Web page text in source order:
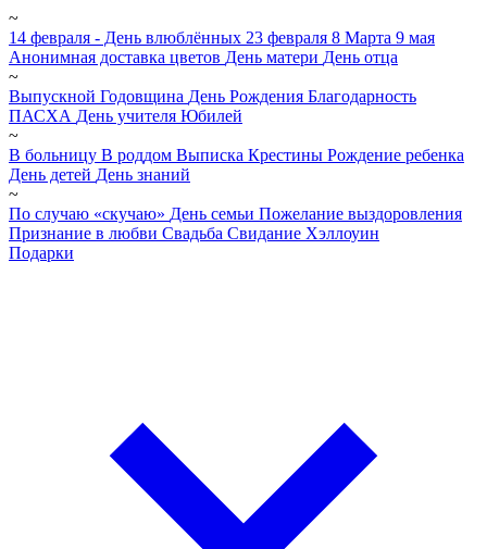
~
14 февраля - День влюблённых 23 февраля 8 Марта 9 мая
Анонимная доставка цветов День матери День отца
~
Выпускной Годовщина День Рождения Благодарность
ПАСХА День учителя Юбилей
~
В больницу В роддом Выписка Крестины Рождение ребенка
День детей День знаний
~
По случаю «скучаю» День семьи Пожелание выздоровления
Признание в любви Свадьба Свидание Хэллоуин
Подарки